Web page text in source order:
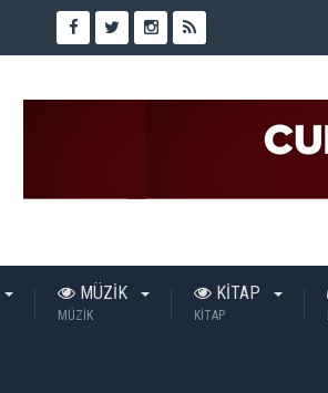
MÜZİK
MÜZİK
KİTAP
KİTAP